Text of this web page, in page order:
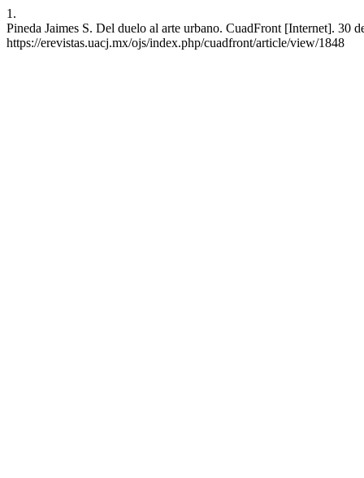
1.
Pineda Jaimes S. Del duelo al arte urbano. CuadFront [Internet]. 30
https://erevistas.uacj.mx/ojs/index.php/cuadfront/article/view/1848